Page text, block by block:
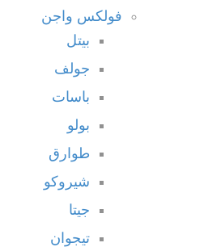
فولكس واجن
بيتل
جولف
باسات
بولو
طوارق
شيروكو
جيتا
تيجوان